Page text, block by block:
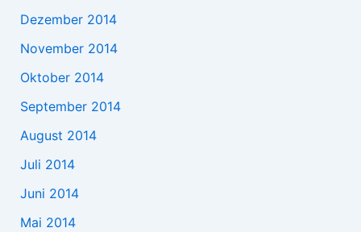
Dezember 2014
November 2014
Oktober 2014
September 2014
August 2014
Juli 2014
Juni 2014
Mai 2014